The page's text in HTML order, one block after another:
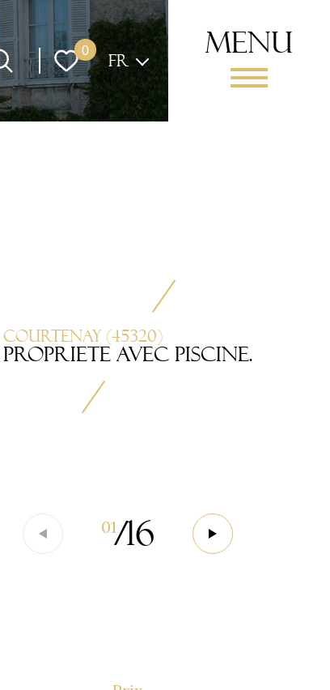
menu
0 Langue
FR
Courtenay (45320)
PROPRIETE AVEC PISCINE.
01/16